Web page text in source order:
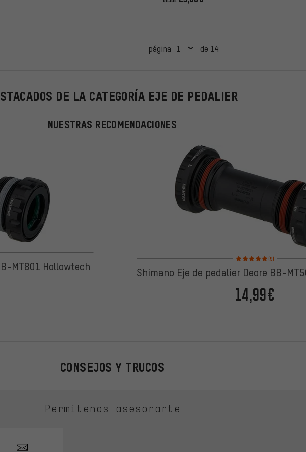
página de 14
DE LA CATEGORÍA EJE DE PEDALIER
NUESTRAS RECOMENDACIONES
MT801 Hollowtech
Valoración media: 5 de 5
(9)
Shimano Eje de pedalier Deore BB-
14,99€
CONSEJOS Y TRUCOS
Permítenos asesorarte